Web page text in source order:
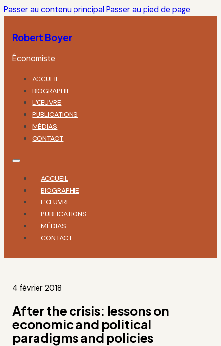
Passer au contenu principal Passer au pied de page
Robert Boyer
Économiste
ACCUEIL
BIOGRAPHIE
L’ŒUVRE
PUBLICATIONS
MÉDIAS
CONTACT
ACCUEIL
BIOGRAPHIE
L’ŒUVRE
PUBLICATIONS
MÉDIAS
CONTACT
4 février 2018
After the crisis: lessons on
economic and political
paradigms and policies